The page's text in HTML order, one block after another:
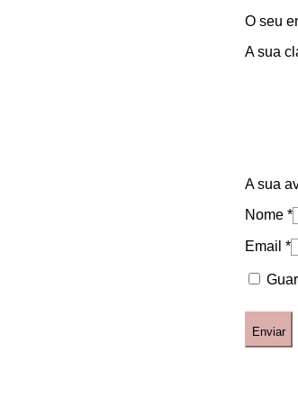
O seu
A sua
A sua
Nome *
Email *